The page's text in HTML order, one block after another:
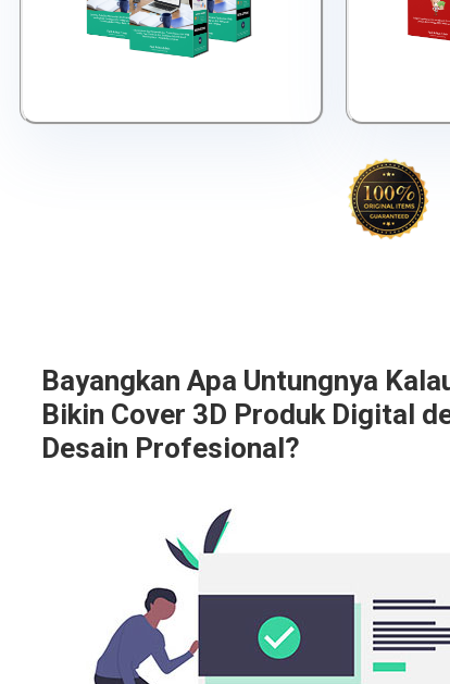
Bayangkan Apa Untungnya
Bikin Cover 3D Produk Digital
Desain Profesional?